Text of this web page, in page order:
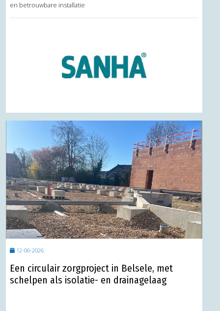
en betrouwbare installatie
12-06-2026
Een circulair zorgproject in Belsele, met
schelpen als isolatie- en drainagelaag